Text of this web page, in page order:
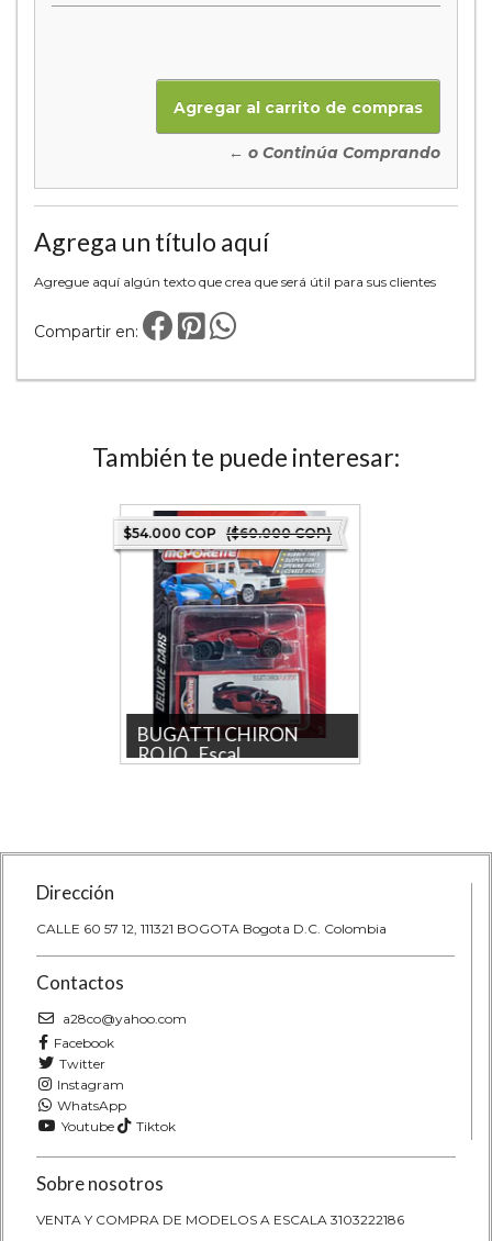
← o Continúa Comprando
Agrega un título aquí
Agregue aquí algún texto que crea que será útil para sus clientes
Compartir en:
También te puede interesar:
$54.000 COP ($60.000 COP)
BUGATTI CHIRON
ROJO , Escal...
Dirección
CALLE 60 57 12, 111321 BOGOTA Bogota D.C. Colombia
Contactos
a28co@yahoo.com
Facebook
Twitter
Instagram
WhatsApp
Youtube
Tiktok
Sobre nosotros
VENTA Y COMPRA DE MODELOS A ESCALA 3103222186